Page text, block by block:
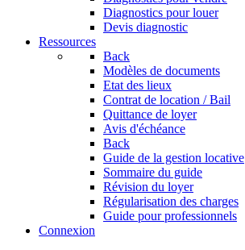
Diagnostics pour louer
Devis diagnostic
Ressources
Back
Modèles de documents
Etat des lieux
Contrat de location / Bail
Quittance de loyer
Avis d'échéance
Back
Guide de la gestion locative
Sommaire du guide
Révision du loyer
Régularisation des charges
Guide pour professionnels
Connexion